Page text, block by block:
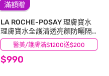
滿額贈
醫美/護膚滿$1200送$200
LA ROCHE-POSAY 理膚寶水
理膚寶水全護清透亮顏防曬隔
離乳UVA PRO(新瑰蜜霜) 30ml
$990
(25)